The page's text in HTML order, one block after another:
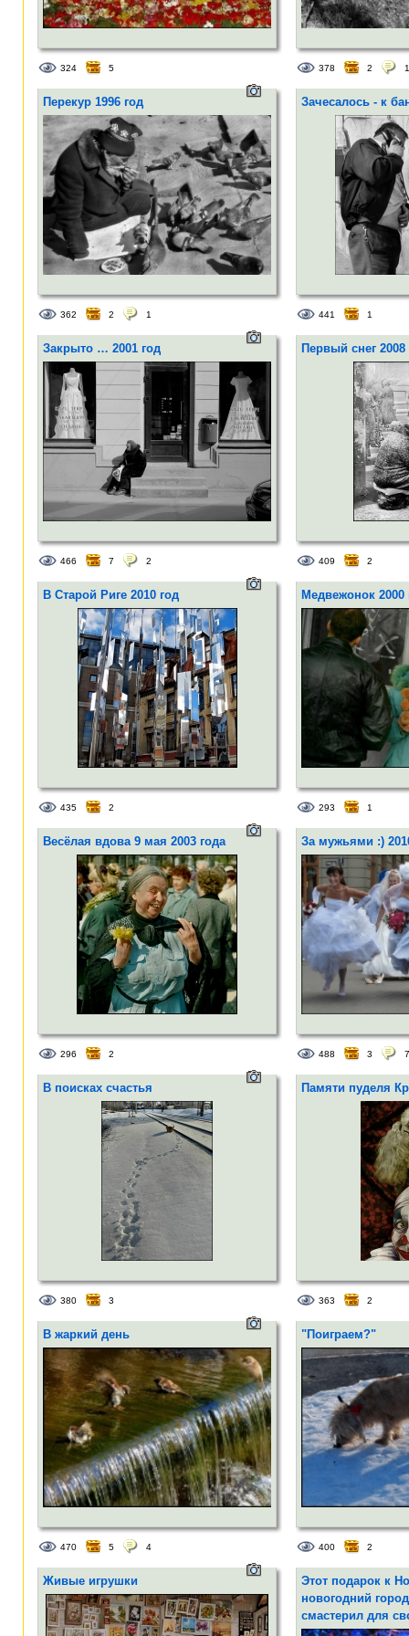
324 5 378 2 1
Перекур 1996 год
362 2 1
Зачесалось - к
441 1
Закрыто … 2001 год
466 7 2
Первый снег 2008
409 2
В Старой Риге 2010 год
435 2
Медвежонок 2000
293 1
Весёлая вдова 9 мая 2003 года
296 2
За мужьями :)
488 3 7
В поисках счастья
380 3
Памяти пуделя
363 2
В жаркий день
470 5 4
"Поиграем?"
400 2
Живые игрушки
Этот подарок к
новогодний
смастерил для